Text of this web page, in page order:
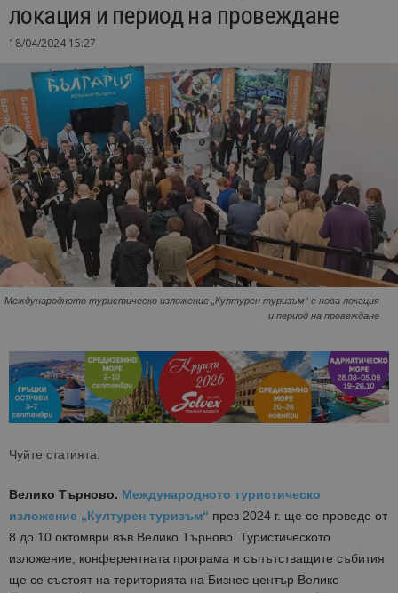
локация и период на провеждане
18/04/2024 15:27
Международното туристическо изложение „Културен туризъм“ с нова локация
и период на провеждане
Чуйте статията:
Велико Търново. Международното туристическо
изложение „Културен туризъм“ през 2024 г. ще се проведе от
8 до 10 октомври във Велико Търново. Туристическото
изложение, конферентната програма и съпътстващите събития
ще се състоят на територията на Бизнес център Велико